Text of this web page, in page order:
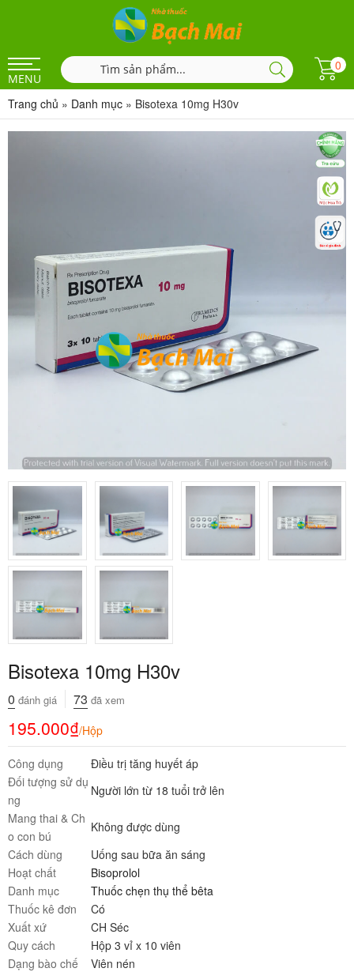
MENU
0
Trang chủ » Danh mục » Bisotexa 10mg H30v
Bisotexa 10mg H30v
0 đánh giá 73 đã xem
195.000₫/Hộp
Công dụng
Điều trị tăng huyết áp
Đối tượng sử dụ
ng
Người lớn từ 18 tuổi trở lên
Mang thai & Ch
o con bú
Không được dùng
Cách dùng
Uống sau bữa ăn sáng
Hoạt chất
Bisoprolol
Danh mục
Thuốc chẹn thụ thể bêta
Thuốc kê đơn
Có
Xuất xứ
CH Séc
Quy cách
Hộp 3 vỉ x 10 viên
Dạng bào chế
Viên nén